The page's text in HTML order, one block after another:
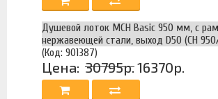
Душевой лоток MCH Basic 950 мм, с
нержавеющей стали, выход D50 (CH
(Код: 901387)
Цена: 30795р.16370р.